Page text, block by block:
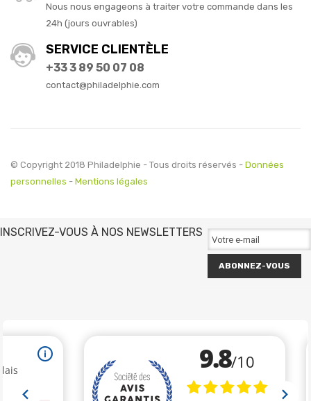
Nous nous engageons à traiter votre commande dans les
24h (jours ouvrables)
SERVICE CLIENTÈLE
+33 3 89 50 07 08
contact@philadelphie.com
© Copyright 2018 Philadelphie - Tous droits réservés - Données
personnelles - Mentions légales
INSCRIVEZ-VOUS À NOS NEWSLETTERS
ABONNEZ-VOUS